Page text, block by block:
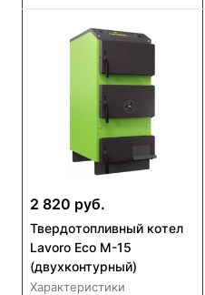
2 820 руб.
Твердотопливный котел
Lavoro Eco M-15
(двухконтурный)
Характеристики